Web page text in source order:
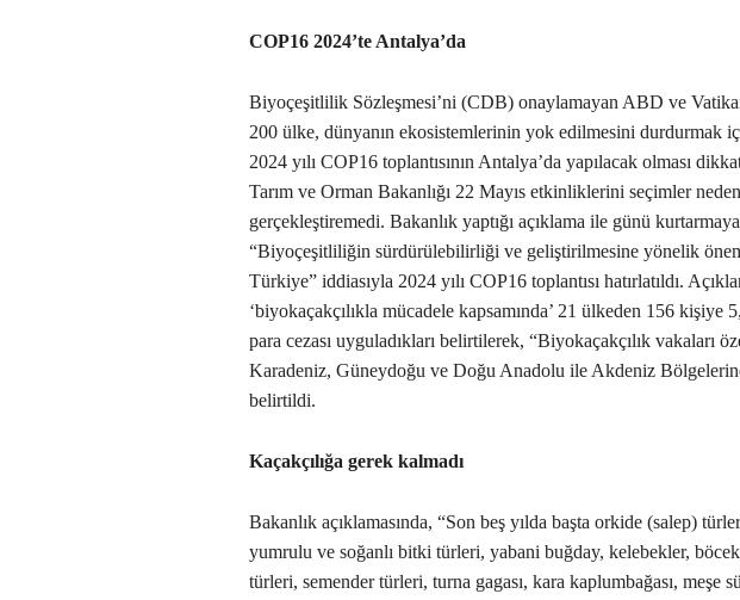
COP16 2024’te Antalya’da
Biyoçeşitlilik Sözleşmesi’ni (CDB) onaylamayan ABD ve
200 ülke, dünyanın ekosistemlerinin yok edilmesini durdurmak
2024 yılı COP16 toplantısının Antalya’da yapılacak olması
Tarım ve Orman Bakanlığı 22 Mayıs etkinliklerini seçimler
gerçekleştiremedi. Bakanlık yaptığı açıklama ile günü kurtarmaya
“Biyoçeşitliliğin sürdürülebilirliği ve geliştirilmesine yönelik
Türkiye” iddiasıyla 2024 yılı COP16 toplantısı hatırlatıldı.
‘biyokaçakçılıkla mücadele kapsamında’ 21 ülkeden 156 kişiye
para cezası uyguladıkları belirtilerek, “Biyokaçakçılık vakaları
Karadeniz, Güneydoğu ve Doğu Anadolu ile Akdeniz
belirtildi.
Kaçakçılığa gerek kalmadı
Bakanlık açıklamasında, “Son beş yılda başta orkide (salep)
yumrulu ve soğanlı bitki türleri, yabani buğday, kelebekler,
türleri, semender türleri, turna gagası, kara kaplumbağası, meşe